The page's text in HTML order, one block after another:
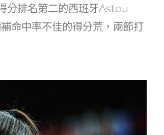
分排名第二的西班牙Astou
命中率不佳的得分荒，兩節打